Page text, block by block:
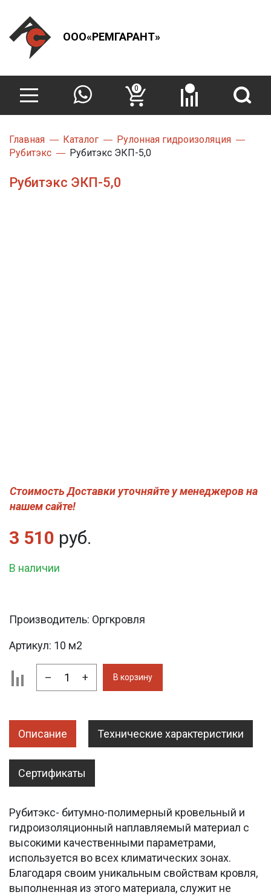
ООО«РЕМГАРАНТ»
0
Главная Каталог
Рулонная гидроизоляция
Рубитэкс
Рубитэкс ЭКП-5,0
Рубитэкс ЭКП-5,0
Стоимость Доставки уточняйте у менеджеров на
нашем сайте!
3 510 руб.
В наличии
Производитель: Оргкровля
Артикул: 10 м2
– + В корзину
Описание Технические характеристики
Сертификаты
Рубитэкс- битумно-полимерный кровельный и
гидроизоляционный наплавляемый материал с
высокими качественными параметрами,
используется во всех климатических зонах.
Благодаря своим уникальным свойствам кровля,
выполненная из этого материала, служит не